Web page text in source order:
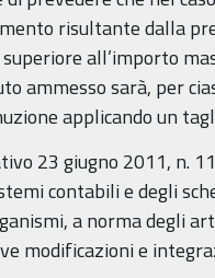
risultante dalla
all’importo
ammesso sarà, per
applicando un
23 giugno 2011, n.
contabili e degli
a norma degli
modificazioni e